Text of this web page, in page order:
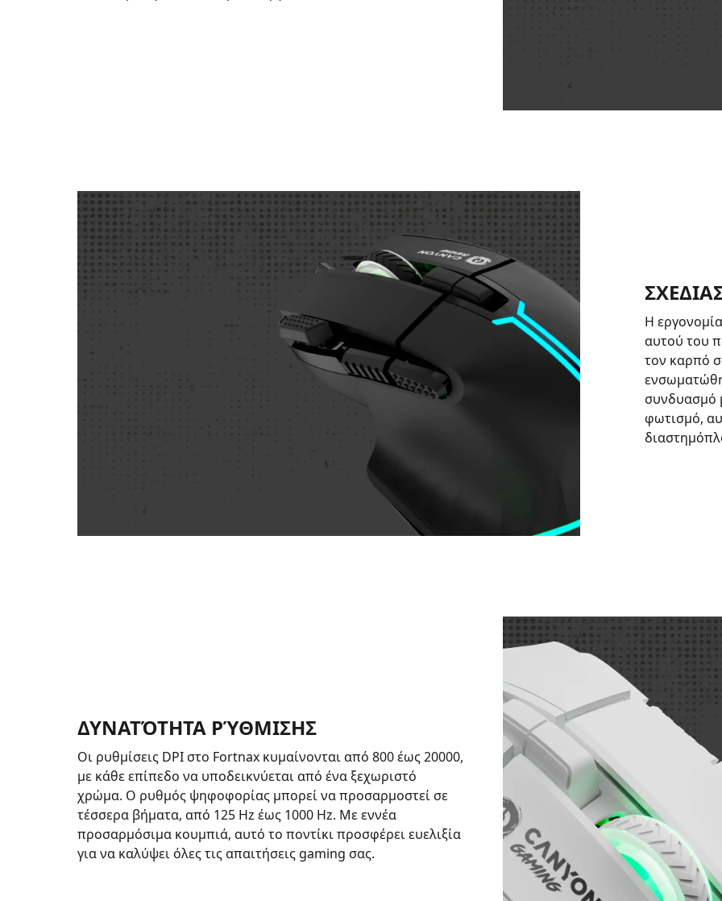
Η
αυτού του
τον καρπό
συνδυασμό
φωτισμό,
ΔΥΝΑΤΌΤΗΤΑ ΡΎΘΜΙΣΗΣ
Οι ρυθμίσεις DPI στο Fortnax κυμαίνονται από 800 έως 20000,
με κάθε επίπεδο να υποδεικνύεται από ένα ξεχωριστό
χρώμα. Ο ρυθμός ψηφοφορίας μπορεί να προσαρμοστεί σε
τέσσερα βήματα, από 125 Hz έως 1000 Hz. Με εννέα
προσαρμόσιμα κουμπιά, αυτό το ποντίκι προσφέρει ευελιξία
για να καλύψει όλες τις απαιτήσεις gaming σας.